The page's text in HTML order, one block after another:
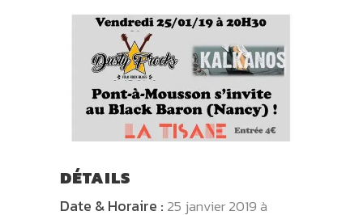
DÉTAILS
Date & Horaire : 25 janvier 2019 à